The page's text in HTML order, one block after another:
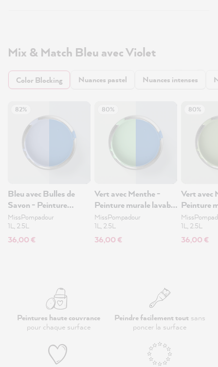
Mix & Match Bleu avec Violet
Color Blocking Nuances pastel Nuances intenses
82%
Bleu avec Bulles de
Savon - Peinture
murale lavable 1L
MissPompadour
1L, 2.5L
36,00 €
80%
Vert avec Menthe -
Peinture murale lavable
1L
MissPompadour
1L, 2.5L
36,00 €
80%
Vert avec
Peinture
1L
1L, 2.5L
36,00 €
Peintures haute couvrance
pour chaque surface
Peindre facilement toutsans
poncer la surface